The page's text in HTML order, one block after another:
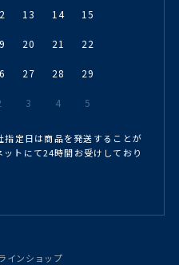
13 14 15
20 21 22
27 28 29
3 4 5
定日は商品を発送することが
トにて24時間お受けしており
インショップ